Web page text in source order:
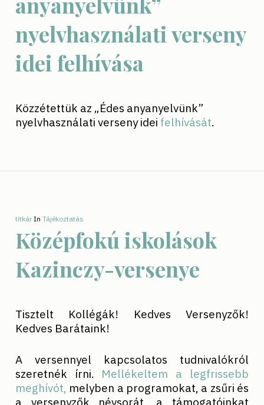
nyelvhasználati verseny
idei felhívása
Közzétettük az „Édes anyanyelvünk”
nyelvhasználati verseny idei felhívását.
titkár In Tájékoztatás
Középfokú iskolások
Kazinczy-versenye
Tisztelt Kollégák! Kedves Versenyzők!
Kedves Barátaink!
A versennyel kapcsolatos tudnivalókról
szeretnék írni. Mellékeltem a legfrissebb
meghívót, melyben a programokat, a zsűri és
a versenyzők névsorát, a támogatóinkat